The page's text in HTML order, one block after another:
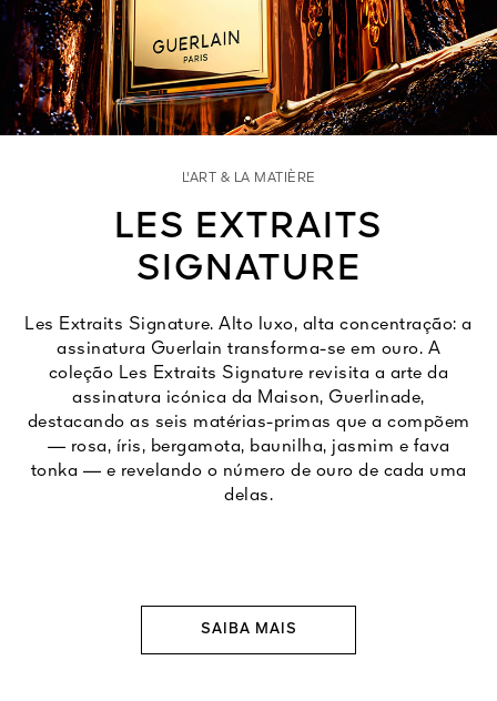
Ver tudo
L'ART & LA MATIÈRE
LES EXTRAITS
SIGNATURE
Les Extraits Signature. Alto luxo, alta concentração: a
assinatura Guerlain transforma-se em ouro. A
coleção Les Extraits Signature revisita a arte da
assinatura icónica da Maison, Guerlinade,
destacando as seis matérias-primas que a compõem
— rosa, íris, bergamota, baunilha, jasmim e fava
tonka — e revelando o número de ouro de cada uma
delas.
SAIBA MAIS